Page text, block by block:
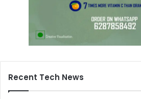
Recent Tech News